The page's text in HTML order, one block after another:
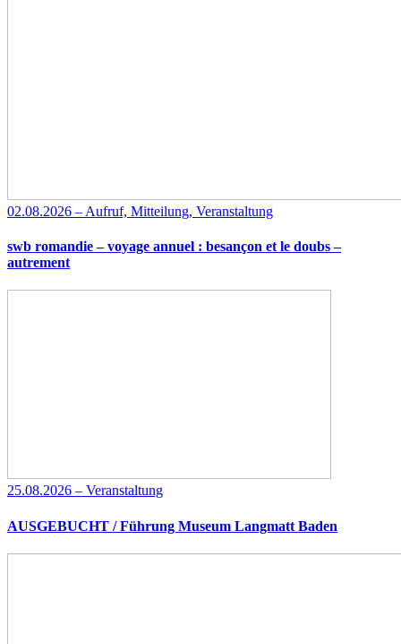
02.08.2026 – Aufruf, Mitteilung, Veranstaltung
swb romandie – voyage annuel : besançon et le doubs –
autrement
25.08.2026 – Veranstaltung
AUSGEBUCHT / Führung Museum Langmatt Baden